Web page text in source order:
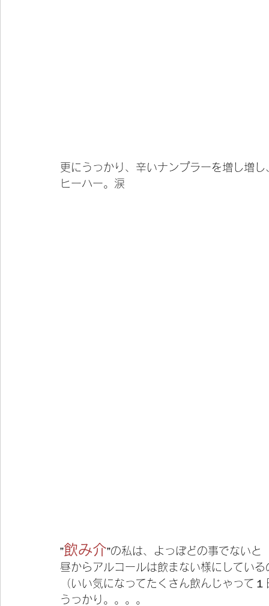
更にうっかり、辛いナンプラーを増し増
ヒーハー。涙
”飲み介”の私は、よっぽどの事でないと
昼からアルコールは飲まない様にしている
（いい気になってたくさん飲んじゃって
うっかり。。。。